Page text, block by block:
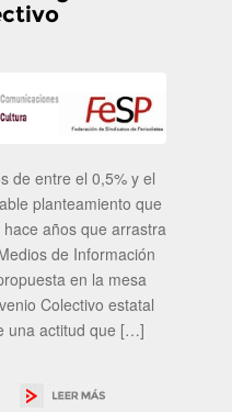
de entre el 0,5% y el
planteamiento que
años que arrastra
de Información
en la mesa
Colectivo estatal
una actitud que […]